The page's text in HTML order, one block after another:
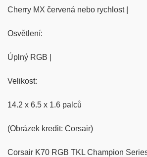
Cherry MX červená nebo rychlost |
Osvětlení:
Úplný RGB |
Velikost:
14.2 x 6.5 x 1.6 palců
(Obrázek kredit: Corsair)
Corsair K70 RGB TKL Champion